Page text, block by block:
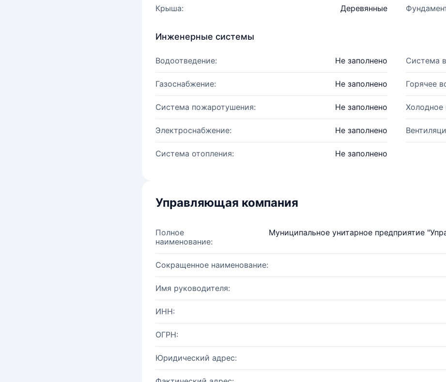
Крыша: Деревянные
Инженерные системы
Водоотведение: Не заполнено Система
Газоснабжение: Не заполнено Горячее
Система пожаротушения: Не заполнено Холодное
Электроснабжение: Не заполнено
Система отопления: Не заполнено
Управляющая компания
Полное
наименование:
Муниципальное унитарное предприятие
Сокращенное наименование:
Имя руководителя:
ИНН:
ОГРН:
Юридический адрес: